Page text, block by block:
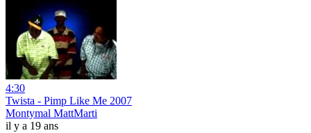
4:30
Twista - Pimp Like Me 2007
Montymal MattMarti
il y a 19 ans